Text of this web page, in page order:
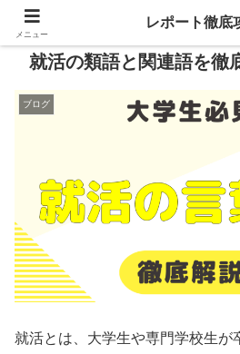
就活の類語と関連語を徹
ブログ
就活とは、大学生や専門学校生が
メニュー
レポート徹底